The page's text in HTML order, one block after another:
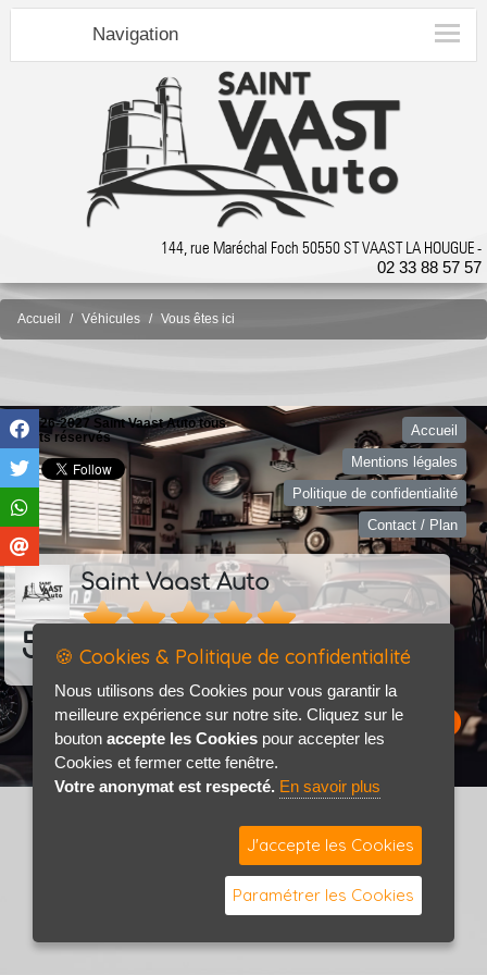
144, rue Maréchal Foch 50550 ST VAAST LA HOUGUE -
02 33 88 57 57
Navigation
Accueil Véhicules Vous êtes ici
©2026-2027 Saint Vaast Auto tous
droits réservés
Accueil
Mentions légales
Politique de confidentialité
Contact / Plan
5.0
Saint Vaast Auto
18 avis Consultez les avis
🍪 Cookies & Politique de confidentialité
Nous utilisons des Cookies pour vous garantir la
meilleure expérience sur notre site. Cliquez sur le
bouton accepte les Cookies pour accepter les
Cookies et fermer cette fenêtre.
Votre anonymat est respecté. En savoir plus
J'accepte les Cookies
Paramétrer les Cookies